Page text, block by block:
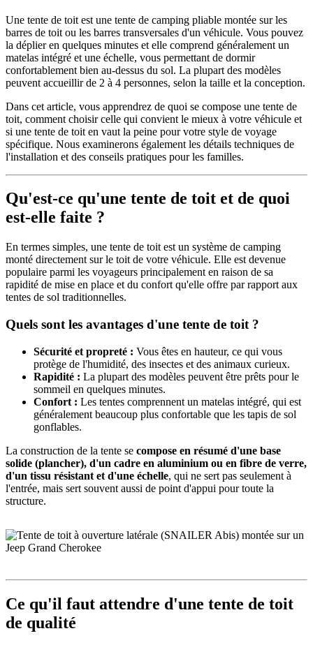
Une tente de toit est une tente de camping pliable montée sur les
barres de toit ou les barres transversales d'un véhicule. Vous pouvez
la déplier en quelques minutes et elle comprend généralement un
matelas intégré et une échelle, vous permettant de dormir
confortablement bien au-dessus du sol. La plupart des modèles
peuvent accueillir de 2 à 4 personnes, selon la taille et la conception.
Dans cet article, vous apprendrez de quoi se compose une tente de
toit, comment choisir celle qui convient le mieux à votre véhicule et
si une tente de toit en vaut la peine pour votre style de voyage
spécifique. Nous examinerons également les détails techniques de
l'installation et des conseils pratiques pour les familles.
Qu'est-ce qu'une tente de toit et de quoi
est-elle faite ?
En termes simples, une tente de toit est un système de camping
monté directement sur le toit de votre véhicule. Elle est devenue
populaire parmi les voyageurs principalement en raison de sa
rapidité de mise en place et du confort qu'elle offre par rapport aux
tentes de sol traditionnelles.
Quels sont les avantages d'une tente de toit ?
Sécurité et propreté : Vous êtes en hauteur, ce qui vous
protège de l'humidité, des insectes et des animaux curieux.
Rapidité : La plupart des modèles peuvent être prêts pour le
sommeil en quelques minutes.
Confort : Les tentes comprennent un matelas intégré, qui est
généralement beaucoup plus confortable que les tapis de sol
gonflables.
La construction de la tente se compose en résumé d'une base
solide (plancher), d'un cadre en aluminium ou en fibre de verre,
d'un tissu résistant et d'une échelle, qui ne sert pas seulement à
l'entrée, mais sert souvent aussi de point d'appui pour toute la
structure.
Ce qu'il faut attendre d'une tente de toit
de qualité